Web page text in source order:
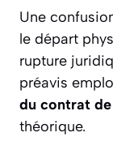
Une
le départ
rupture
préavis
du contrat
théorique.